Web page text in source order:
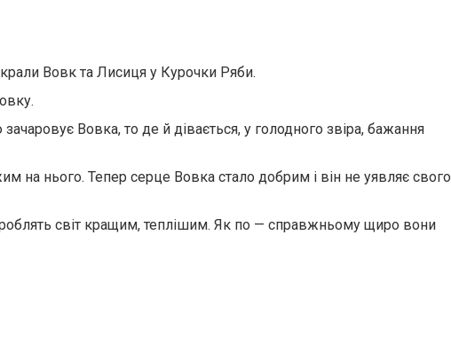
Вовк та Лисиця у Курочки Ряби.
Вовка, то де й дівається, у голодного звіра, бажання
на нього. Тепер серце Вовка стало добрим і він не уявляє свого
світ кращим, теплішим. Як по — справжньому щиро вони